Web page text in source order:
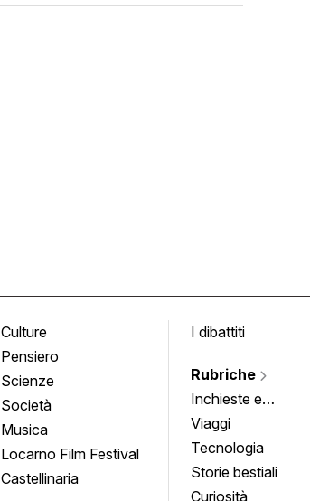
Culture
Pensiero
Scienze
Società
Musica
Locarno Film Festival
Castellinaria
I dibattiti
Rubriche
Inchieste e
approfondimenti
Viaggi
Tecnologia
Storie bestiali
Curiosità